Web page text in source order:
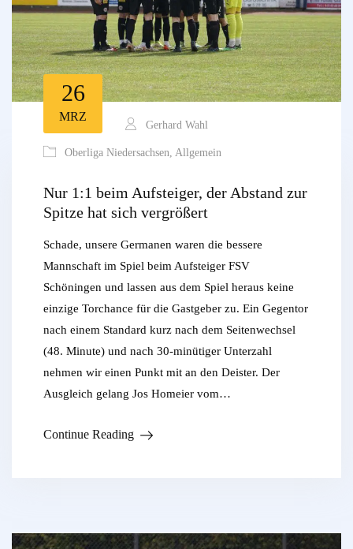
26
MRZ
Gerhard Wahl
Oberliga Niedersachsen, Allgemein
Nur 1:1 beim Aufsteiger, der Abstand zur
Spitze hat sich vergrößert
Schade, unsere Germanen waren die bessere
Mannschaft im Spiel beim Aufsteiger FSV
Schöningen und lassen aus dem Spiel heraus keine
einzige Torchance für die Gastgeber zu. Ein Gegentor
nach einem Standard kurz nach dem Seitenwechsel
(48. Minute) und nach 30-minütiger Unterzahl
nehmen wir einen Punkt mit an den Deister. Der
Ausgleich gelang Jos Homeier vom…
Continue Reading